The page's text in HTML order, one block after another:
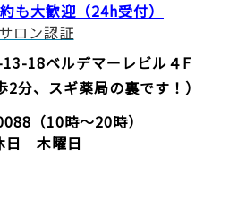
も大歓迎（24h受付）
13-18ベルデマーレビル４F
分、スギ薬局の裏です！）
（10時～20時）
日 木曜日